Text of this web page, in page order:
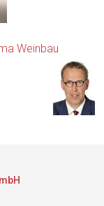
Weinbau